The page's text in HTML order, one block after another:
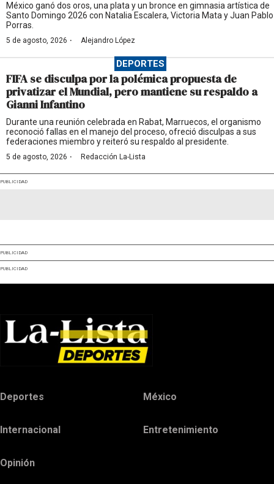
México ganó dos oros, una plata y un bronce en gimnasia artística de
Santo Domingo 2026 con Natalia Escalera, Victoria Mata y Juan Pablo
Porras.
5 de agosto, 2026 · Alejandro López
DEPORTES
FIFA se disculpa por la polémica propuesta de
privatizar el Mundial, pero mantiene su respaldo a
Gianni Infantino
Durante una reunión celebrada en Rabat, Marruecos, el organismo
reconoció fallas en el manejo del proceso, ofreció disculpas a sus
federaciones miembro y reiteró su respaldo al presidente.
5 de agosto, 2026 · Redacción La-Lista
PUBLICIDAD
PUBLICIDAD
PUBLICIDAD
Deportes México
Internacional Entretenimiento
Opinión